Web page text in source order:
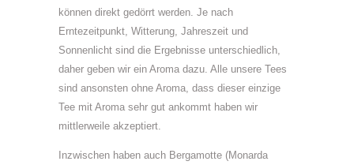
können direkt gedörrt werden. Je nach
Erntezeitpunkt, Witterung, Jahreszeit und
Sonnenlicht sind die Ergebnisse unterschiedlich,
daher geben wir ein Aroma dazu. Alle unsere Tees
sind ansonsten ohne Aroma, dass dieser einzige
Tee mit Aroma sehr gut ankommt haben wir
mittlerweile akzeptiert.
Inzwischen haben auch Bergamotte (Monarda